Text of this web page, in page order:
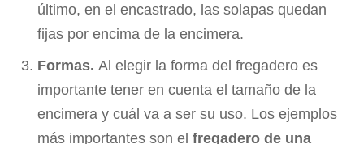
último, en el encastrado, las solapas quedan
fijas por encima de la encimera.
Formas.Al elegir la forma del fregadero es
importante tener en cuenta el tamaño de la
encimera y cuál va a ser su uso. Los ejemplos
más importantes son elfregadero de una